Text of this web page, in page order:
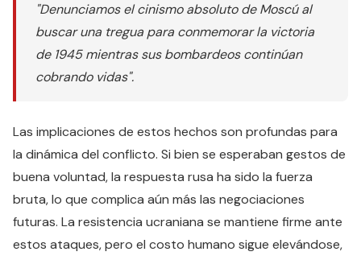
"Denunciamos el cinismo absoluto de Moscú al
buscar una tregua para conmemorar la victoria
de 1945 mientras sus bombardeos continúan
cobrando vidas".
Las implicaciones de estos hechos son profundas para
la dinámica del conflicto. Si bien se esperaban gestos de
buena voluntad, la respuesta rusa ha sido la fuerza
bruta, lo que complica aún más las negociaciones
futuras. La resistencia ucraniana se mantiene firme ante
estos ataques, pero el costo humano sigue elevándose,